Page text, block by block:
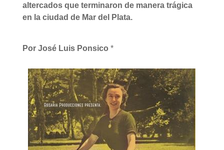
altercados que terminaron de manera trágica
en la ciudad de Mar del Plata.
Por José Luis Ponsico *